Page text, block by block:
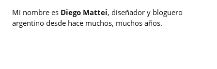
Mi nombre es Diego Mattei, diseñador y bloguero
argentino desde hace muchos, muchos años.